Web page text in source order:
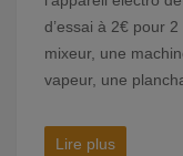
d’essai à 2€ pour
mixeur, une
vapeur, une
Lire plus